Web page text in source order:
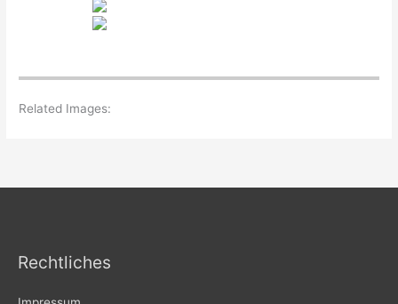
Related Images:
Rechtliches